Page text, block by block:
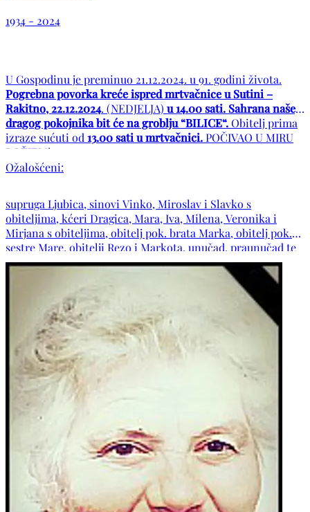
1934 - 2024
U Gospodinu je preminuo 21.12.2024. u 91. godini života.
Pogrebna povorka kreće ispred mrtvačnice u Sutini –
Rakitno, 22.12.2024. (NEDJELJA) u 14.00 sati. Sahrana našeg
dragog pokojnika bit će na groblju “BILICE“.Obitelj prima
izraze sućuti od 13.00 sati u mrtvačnici.POČIVAO U MIRU
BOŽJEM!
Ožalošćeni:
supruga Ljubica, sinovi Vinko, Miroslav i Slavko s
obiteljima, kćeri Dragica, Mara, Iva, Milena, Veronika i
Mirjana s obiteljima, obitelj pok. brata Marka, obitelj pok.
sestre Mare, obitelji Rezo i Markota, unučad, praunučad te
ostala mnogobrojna rodbina i prijatelji.